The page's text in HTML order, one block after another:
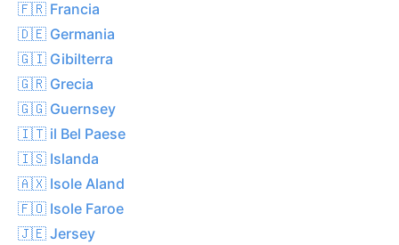
🇫🇷 Francia
🇩🇪 Germania
🇬🇮 Gibilterra
🇬🇷 Grecia
🇬🇬 Guernsey
🇮🇹 il Bel Paese
🇮🇸 Islanda
🇦🇽 Isole Aland
🇫🇴 Isole Faroe
🇯🇪 Jersey